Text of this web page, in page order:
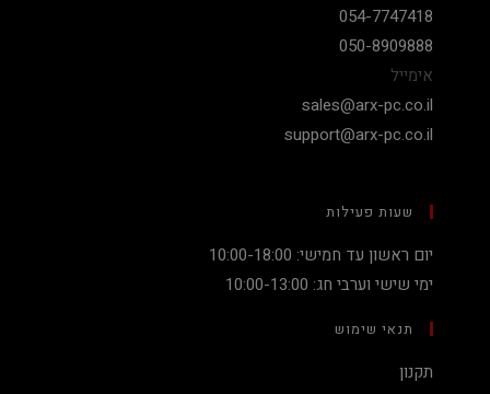
054-7747418
050-8909888
אימייל
sales@arx-pc.co.il
support@arx-pc.co.il
שעות פעילות
יום ראשון עד חמישי: 10:00-18:00
ימי שישי וערבי חג: 10:00-13:00
תנאי שימוש
תקנון